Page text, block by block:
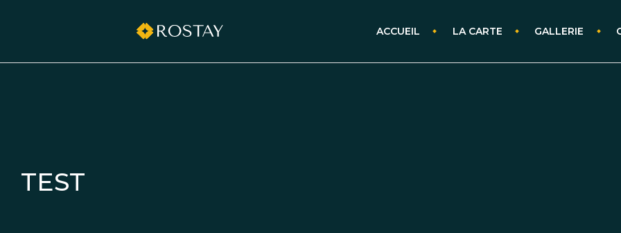
grilltimedk.com
ACCUEIL LA CARTE GALLERIE
TEST